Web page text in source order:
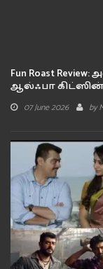
Fun Roast
ஆல்ஃபா கிட்ஸின்
07 June 2026 by